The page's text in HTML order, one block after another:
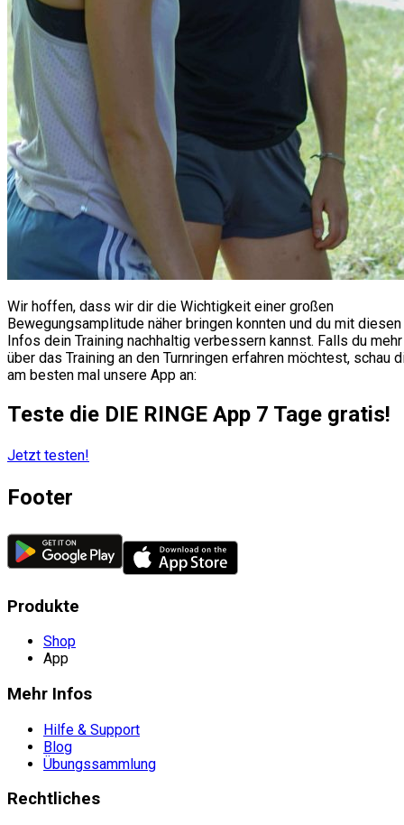
Wir hoffen, dass wir dir die Wichtigkeit einer großen
Bewegungsamplitude näher bringen konnten und du mit diesen
Infos dein Training nachhaltig verbessern kannst. Falls du mehr
über das Training an den Turnringen erfahren möchtest, schau
am besten mal unsere App an:
Teste die DIE RINGE App 7 Tage gratis!
Jetzt testen!
Footer
Produkte
Shop
App
Mehr Infos
Hilfe & Support
Blog
Übungssammlung
Rechtliches